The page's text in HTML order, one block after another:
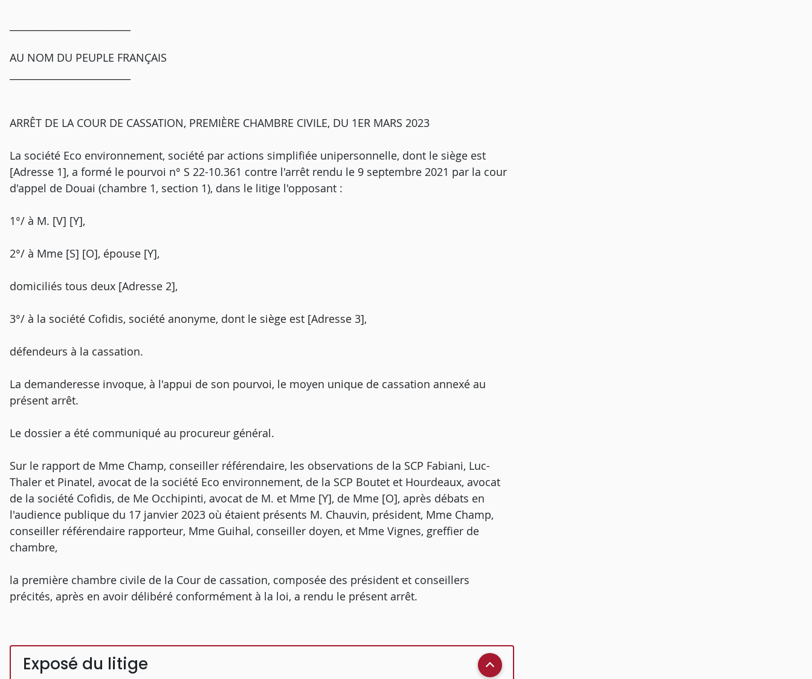
AU NOM DU PEUPLE FRANÇAIS
ARRÊT DE LA COUR DE CASSATION, PREMIÈRE CHAMBRE CIVILE, DU 1ER MARS 2023
La société Eco environnement, société par actions simplifiée unipersonnelle, dont le siège est
[Adresse 1], a formé le pourvoi n° S 22-10.361 contre l'arrêt rendu le 9 septembre 2021 par la cour
d'appel de Douai (chambre 1, section 1), dans le litige l'opposant :
1°/ à M. [V] [Y],
2°/ à Mme [S] [O], épouse [Y],
domiciliés tous deux [Adresse 2],
3°/ à la société Cofidis, société anonyme, dont le siège est [Adresse 3],
défendeurs à la cassation.
La demanderesse invoque, à l'appui de son pourvoi, le moyen unique de cassation annexé au
présent arrêt.
Le dossier a été communiqué au procureur général.
Sur le rapport de Mme Champ, conseiller référendaire, les observations de la SCP Fabiani, Luc-
Thaler et Pinatel, avocat de la société Eco environnement, de la SCP Boutet et Hourdeaux, avocat
de la société Cofidis, de Me Occhipinti, avocat de M. et Mme [Y], de Mme [O], après débats en
l'audience publique du 17 janvier 2023 où étaient présents M. Chauvin, président, Mme Champ,
conseiller référendaire rapporteur, Mme Guihal, conseiller doyen, et Mme Vignes, greffier de
chambre,
la première chambre civile de la Cour de cassation, composée des président et conseillers
précités, après en avoir délibéré conformément à la loi, a rendu le présent arrêt.
Exposé du litige